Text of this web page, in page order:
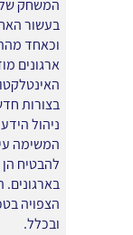
המשחק של
בעשור
וכאחד
ארגונים
בצורות
ניהול
המשימה
להבטיח
ובכלל.